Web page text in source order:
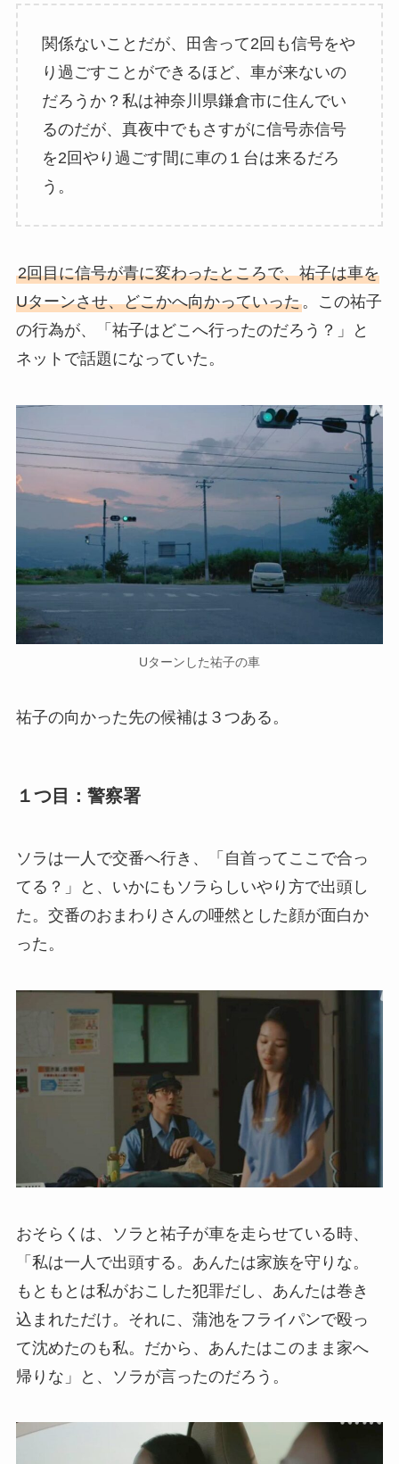
関係ないことだが、田舎って2回も信号をや
り過ごすことができるほど、車が来ないの
だろうか？私は神奈川県鎌倉市に住んでい
るのだが、真夜中でもさすがに信号赤信号
を2回やり過ごす間に車の１台は来るだろ
う。
2回目に信号が青に変わったところで、祐子は車を
Uターンさせ、どこかへ向かっていった。この祐子
の行為が、「祐子はどこへ行ったのだろう？」と
ネットで話題になっていた。
Uターンした祐子の車
祐子の向かった先の候補は３つある。
１つ目：警察署
ソラは一人で交番へ行き、「自首ってここで合っ
てる？」と、いかにもソラらしいやり方で出頭し
た。交番のおまわりさんの唖然とした顔が面白か
った。
おそらくは、ソラと祐子が車を走らせている時、
「私は一人で出頭する。あんたは家族を守りな。
もともとは私がおこした犯罪だし、あんたは巻き
込まれただけ。それに、蒲池をフライパンで殴っ
て沈めたのも私。だから、あんたはこのまま家へ
帰りな」と、ソラが言ったのだろう。